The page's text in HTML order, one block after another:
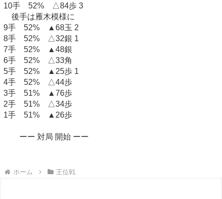
10手 52% △84歩 3
後手は雁木模様に
9手 52% ▲68玉 2
8手 52% △32銀 1
7手 52% ▲48銀
6手 52% △33角
5手 52% ▲25歩 1
4手 52% △44歩
3手 51% ▲76歩
2手 51% △34歩
1手 51% ▲26歩
ーー 対局 開始 ーー
ホーム 王位戦